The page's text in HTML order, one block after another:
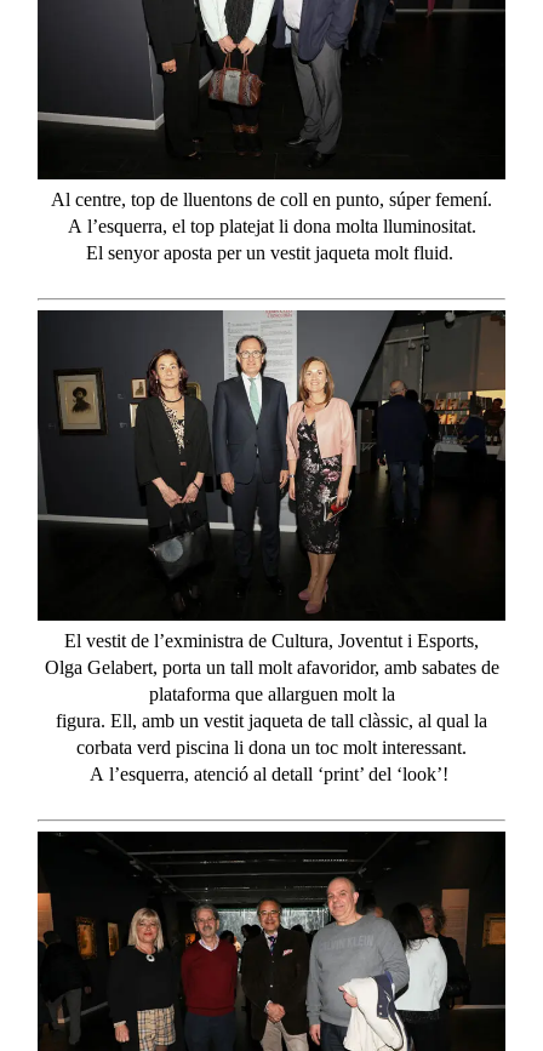
Al centre, top de lluentons de coll en punto, súperfemení.
A l’esquerra, el top platejatli dona molta lluminositat.
El senyoraposta per un vestit jaqueta moltfluid.
El vestit de l’exministra de Cultura, Joventut i Esports,
Olga Gelabert, porta un tall molt afavoridor, amb sabatesde
plataforma que allarguen moltla
figura. Ell, amb un vestit jaqueta de tall clàssic, al qual la
corbata verd piscina li dona un toc molt interessant.
A l’esquerra, atenció al detall ‘print’ del ‘look’!